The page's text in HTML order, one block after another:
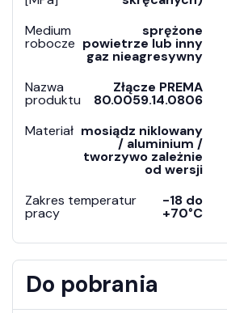
Medium
robocze
sprężone
powietrze lub inny
gaz nieagresywny
Nazwa
produktu
Złącze PREMA
80.0059.14.0806
Materiał mosiądz niklowany
/ aluminium /
tworzywo zależnie
od wersji
Zakres temperatur
pracy
-18 do
+70°C
Do pobrania